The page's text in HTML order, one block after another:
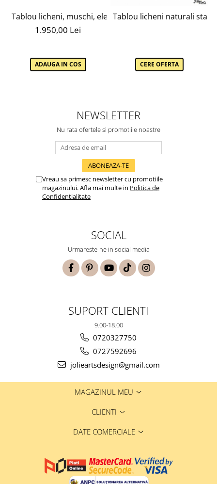
Tablou licheni, muschi, elemtente naturale stabilizate,
1.950,00 Lei
ADAUGA IN COS
Tablou licheni naturali
CERE OFERTA
NEWSLETTER
Nu rata ofertele si promotiile noastre
Vreau sa primesc newsletter cu promotiile
magazinului. Afla mai multe in Politica de
Confidentialitate
SOCIAL
Urmareste-ne in social media
SUPORT CLIENTI
9.00-18.00
0720327750
0727592696
jolieartsdesign@gmail.com
MAGAZINUL MEU
CLIENTI
DATE COMERCIALE